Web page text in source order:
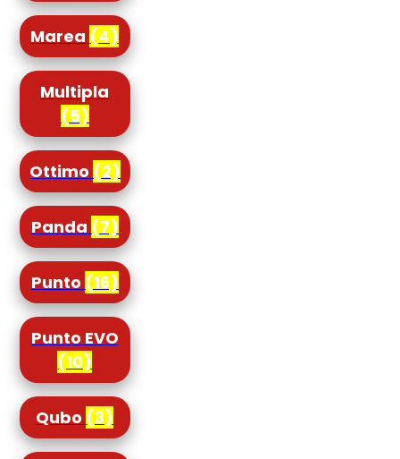
Marea (4)
Multipla
(5)
Ottimo (2)
Panda (7)
Punto (16)
Punto EVO
(10)
Qubo (3)